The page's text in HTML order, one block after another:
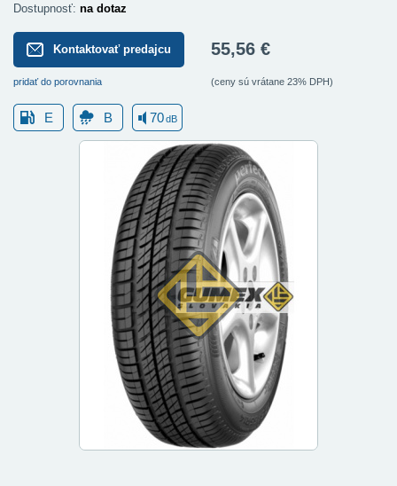
Dostupnosť: na dotaz
Kontaktovať predajcu
pridať do porovnania
55,56 €
(ceny sú vrátane 23% DPH)
E B 70dB